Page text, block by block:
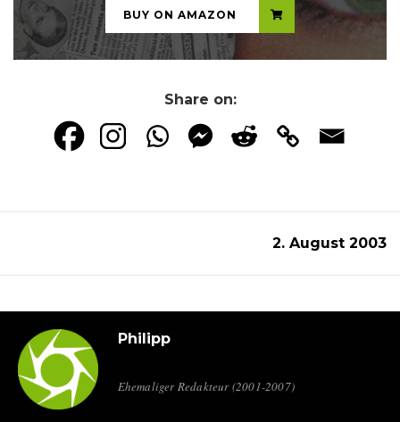
BUY ON AMAZON
Share on:
2. August 2003
Philipp
Ehemaliger Redakteur (2001-2007)